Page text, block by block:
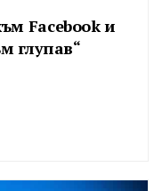
Facebook и
глупав“